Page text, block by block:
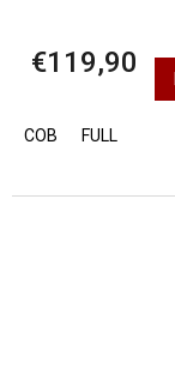
€119,90
COB FULL